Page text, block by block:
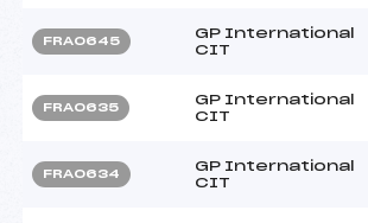
FRA0645
GP International
CIT
FRA0635
GP International
CIT
FRA0634
GP International
CIT